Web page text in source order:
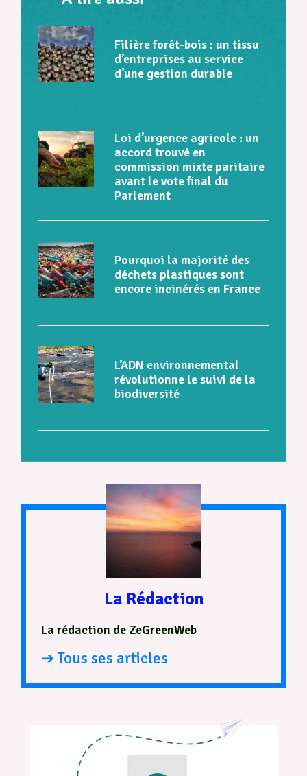
Filière forêt-bois : un tissu
d’entreprises au service
d’une gestion durable
Loi d’urgence agricole : un
accord trouvé en
commission mixte paritaire
avant le vote final du
Parlement
Pourquoi la majorité des
déchets plastiques sont
encore incinérés en France
L’ADN environnemental
révolutionne le suivi de la
biodiversité
La Rédaction
La rédaction de ZeGreenWeb
➔ Tous ses articles